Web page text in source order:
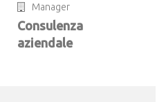
Manager
Consulenza
aziendale